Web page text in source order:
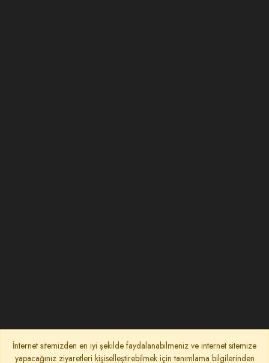
İnternet sitemizden en iyi şekilde faydalanabilmeniz ve internet sitemize
yapacağınız ziyaretleri kişiselleştirebilmek için tanımlama bilgilerinden